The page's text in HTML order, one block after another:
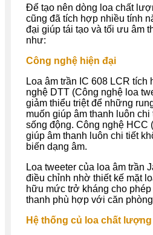
Để tạo nên dòng loa chất
cũng đã tích hợp nhiều tính
đại giúp tái tạo và tối ưu âm
như:
Công nghệ hiện đại
Loa âm trần IC 608 LCR tích
nghệ DTT (Công nghệ loa
giảm thiểu triệt để những
muốn giúp âm thanh luôn chi
sống động. Công nghệ HCC
giúp âm thanh luôn chi tiết
biến dạng âm.
Loa tweeter của loa âm trần
điều chỉnh nhờ thiết kế mặt
hữu mức trở kháng cho
thanh phù hợp với căn phòng
Hệ thống củ loa chất lượng